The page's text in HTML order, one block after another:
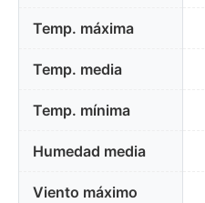
Temp. máxima
Temp. media
Temp. mínima
Humedad media
Viento máximo